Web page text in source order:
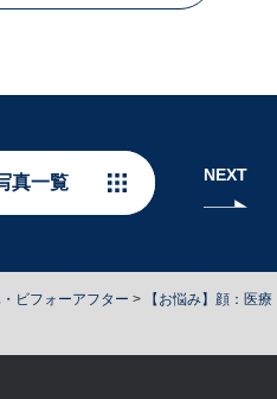
真一覧 NEXT
ビフォーアフター >
【お悩み】顔：医療